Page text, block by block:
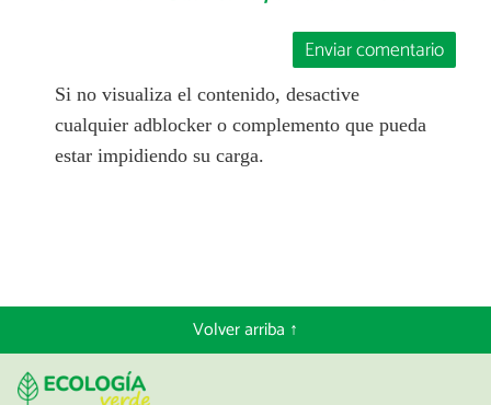
Enviar comentario
Si no visualiza el contenido, desactive
cualquier adblocker o complemento que pueda
estar impidiendo su carga.
Volver arriba ↑